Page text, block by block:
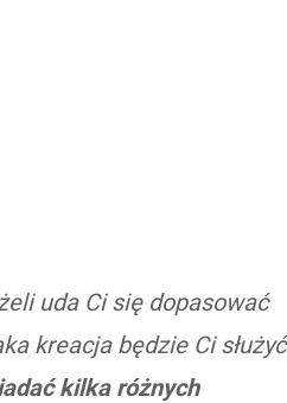
uda Ci się dopasować
kreacja będzie Ci służyć
kilka różnych